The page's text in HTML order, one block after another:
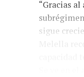
“Gracias
sigue
Se ve en